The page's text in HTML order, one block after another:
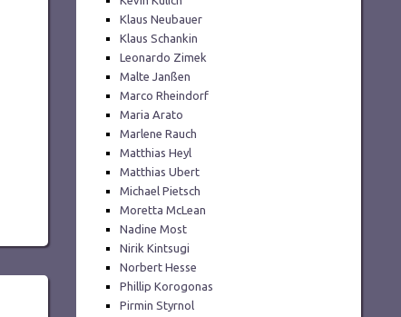
Klaus Neubauer
Klaus Schankin
Leonardo Zimek
Malte Janßen
Marco Rheindorf
Maria Arato
Marlene Rauch
Matthias Heyl
Matthias Ubert
Michael Pietsch
Moretta McLean
Nadine Most
Nirik Kintsugi
Norbert Hesse
Phillip Korogonas
Pirmin Styrnol